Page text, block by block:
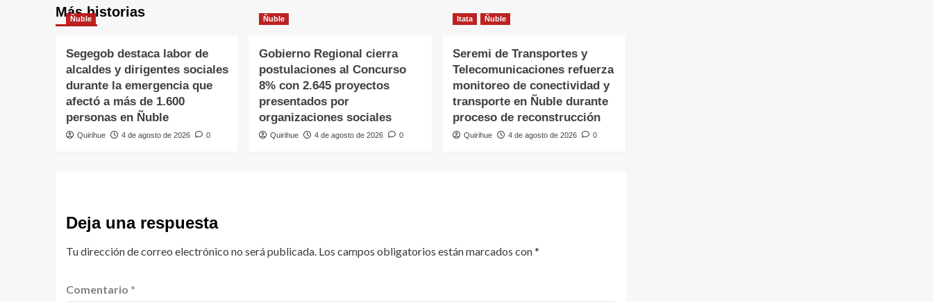
Más historias
Ñuble
Segegob destaca labor de
alcaldes y dirigentes sociales
durante la emergencia que
afectó a más de 1.600
personas en Ñuble
Quirihue 4 de agosto de 2026 0
Ñuble
Gobierno Regional cierra
postulaciones al Concurso
8% con 2.645 proyectos
presentados por
organizaciones sociales
Quirihue 4 de agosto de 2026 0
Itata Ñuble
Seremi de Transportes y
Telecomunicaciones refuerza
monitoreo de conectividad y
transporte en Ñuble durante
proceso de reconstrucción
Quirihue 4 de agosto de 2026 0
Deja una respuesta
Tu dirección de correo electrónico no será publicada. Los campos obligatorios están marcados con*
Comentario *